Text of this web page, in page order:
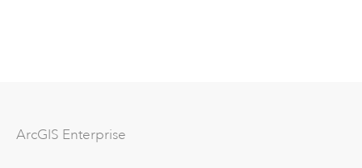
ArcGIS Enterprise